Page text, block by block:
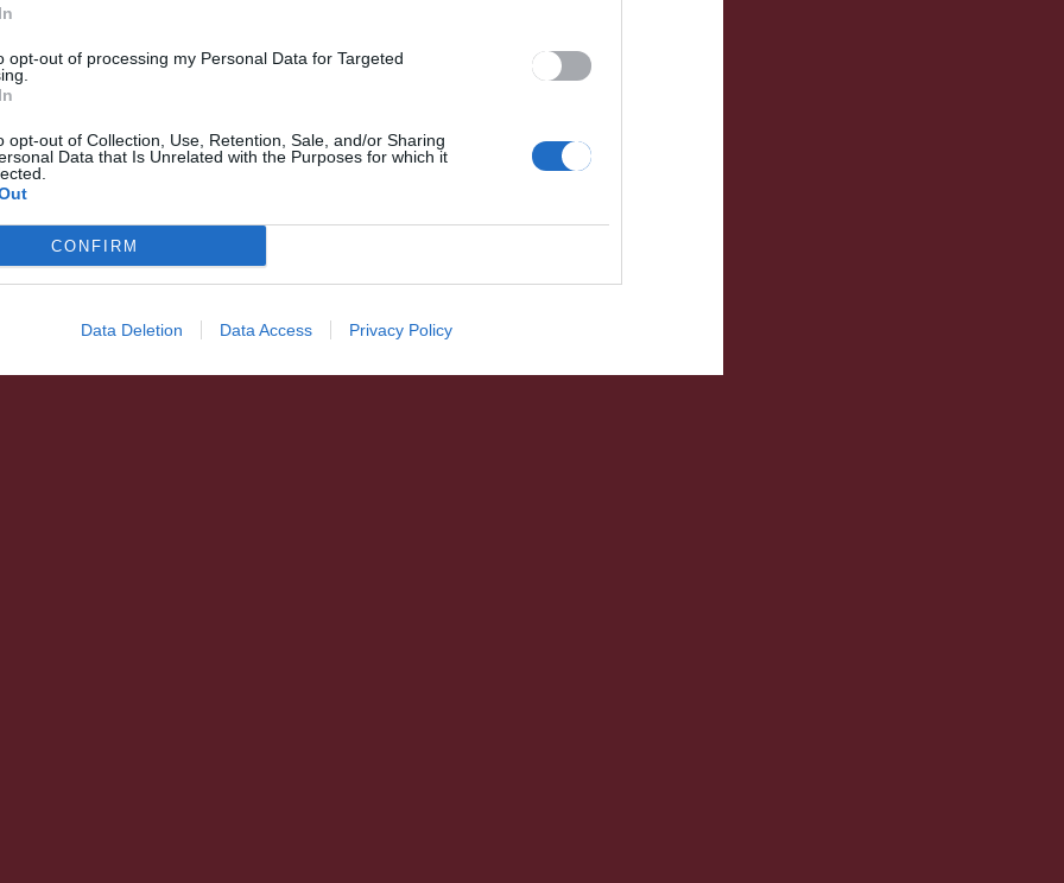
opt-out of processing my Personal Data for Targeted
opt-out of Collection, Use, Retention, Sale, and/or Sharing
Data that Is Unrelated with the Purposes for which it
CONFIRM
Data Deletion Data Access Privacy Policy
HÍRLISTA
sokkal hidegebb lesz